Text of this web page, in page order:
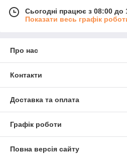
Сьогодні працює з 08:00 до
Показати весь графік
Про нас
Контакти
Доставка та оплата
Графік роботи
Повна версія сайту